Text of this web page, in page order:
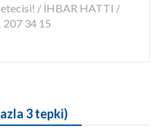
/ İHBAR HATTI /
207 34 15
3 tepki)